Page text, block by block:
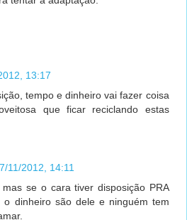
13:17
tempo e dinheiro vai fazer coisa
que ficar reciclando estas
11/2012, 14:11
mas se o cara tiver disposição PRA
o dinheiro são dele e ninguém tem